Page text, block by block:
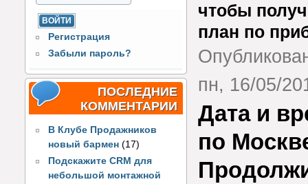
Регистрация
Забыли пароль?
ПОСЛЕДНИЕ
КОММЕНТАРИИ
В Клубе Продажников
новый бармен (17)
Подскажите CRM для
небольшой монтажной
чтобы
план по
пн, 16/05/
Дата и
по